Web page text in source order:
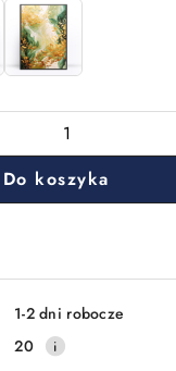
Do koszyka
1-2 dni robocze
20